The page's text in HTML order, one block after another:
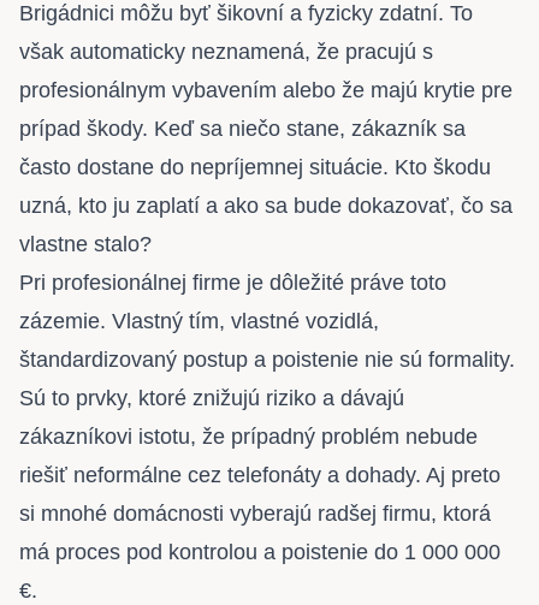
Brigádnici môžu byť šikovní a fyzicky zdatní. To
však automaticky neznamená, že pracujú s
profesionálnym vybavením alebo že majú krytie pre
prípad škody. Keď sa niečo stane, zákazník sa
často dostane do nepríjemnej situácie. Kto škodu
uzná, kto ju zaplatí a ako sa bude dokazovať, čo sa
vlastne stalo?
Pri profesionálnej firme je dôležité práve toto
zázemie. Vlastný tím, vlastné vozidlá,
štandardizovaný postup a poistenie nie sú formality.
Sú to prvky, ktoré znižujú riziko a dávajú
zákazníkovi istotu, že prípadný problém nebude
riešiť neformálne cez telefonáty a dohady. Aj preto
si mnohé domácnosti vyberajú radšej firmu, ktorá
má proces pod kontrolou a poistenie do 1 000 000
€.